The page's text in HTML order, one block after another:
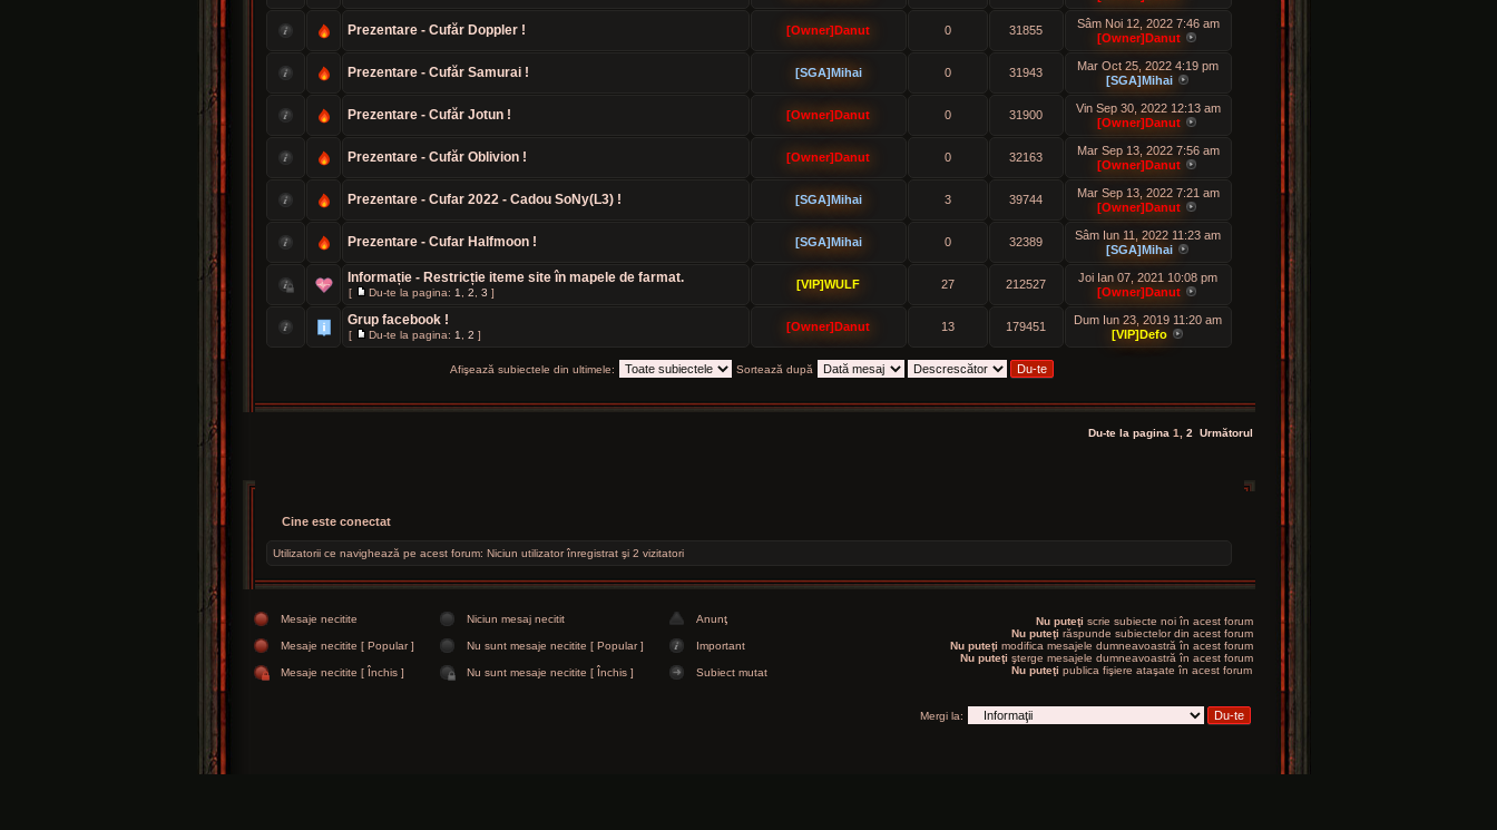
Prezentare - Cufăr Doppler ! [Owner]Danut 0 31855
Sâm Noi 12, 2022 7:46 am
[Owner]Danut
Prezentare - Cufăr Samurai ! [SGA]Mihai 0 31943
Mar Oct 25, 2022 4:19 pm
[SGA]Mihai
Prezentare - Cufăr Jotun ! [Owner]Danut 0 31900
Vin Sep 30, 2022 12:13 am
[Owner]Danut
Prezentare - Cufăr Oblivion ! [Owner]Danut 0 32163
Mar Sep 13, 2022 7:56 am
[Owner]Danut
Prezentare - Cufar 2022 - Cadou SoNy(L3) ! [SGA]Mihai 3 39744
Mar Sep 13, 2022 7:21 am
[Owner]Danut
Prezentare - Cufar Halfmoon ! [SGA]Mihai 0 32389
Sâm Iun 11, 2022 11:23 am
[SGA]Mihai
Informație - Restricție iteme site în mapele de farmat.
[ Du-te la pagina: 1 2 3 ]
[VIP]WULF 27 212527
Joi Ian 07, 2021 10:08 pm
[Owner]Danut
Grup facebook !
[ Du-te la pagina: 1 2 ]
[Owner]Danut 13 179451
Dum Iun 23, 2019 11:20 am
[VIP]Defo
Afişează subiectele din ultimele: Sortează după
Du-te la pagina 1 2 Următorul
Cine este conectat
Utilizatorii ce navighează pe acest forum: Niciun utilizator înregistrat şi 2 vizitatori
Mesaje necitite Niciun mesaj necitit Anunţ
Mesaje necitite [ Popular ] Nu sunt mesaje necitite [ Popular ] Important
Mesaje necitite [ Închis ] Nu sunt mesaje necitite [ Închis ] Subiect mutat
Nu puteţi scrie subiecte noi în acest forum
Nu puteţi răspunde subiectelor din acest forum
Nu puteţi modifica mesajele dumneavoastră în acest forum
Nu puteţi şterge mesajele dumneavoastră în acest forum
Nu puteţi publica fişiere ataşate în acest forum
Mergi la: